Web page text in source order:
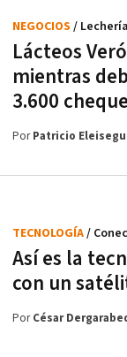
Lácteos
mientras
3.600
NEGOCIOS / Lechería
PorPatricio
Así es la
con un
TECNOLOGÍA/
PorCésar